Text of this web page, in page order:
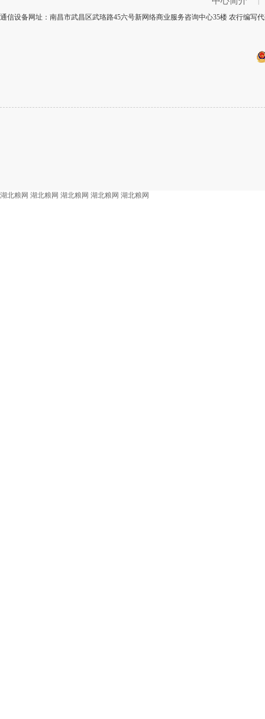
通信设备网址：南昌市武昌区武珞路45六号新网络商业服务咨询中心35楼 农行编写
湖北粮网 湖北粮网 湖北粮网 湖北粮网 湖北粮网